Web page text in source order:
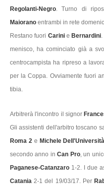
Regolanti-Negro. Turno di
Maiorano entrambi in rete
Restano fuori Carini e Bernardini
menisco, ha cominciato già a
centrocampista ha ripreso a
per la Coppa. Ovviamente fuori
tibia.
Arbitrerà l'incontro il signor
Gli assistenti dell'arbitro toscano
Roma 2 e Michele
secondo anno inCan Pro, un
Paganese-Catanzaro 1-2. I due
Catania 2-1 del 19/03/17. Per